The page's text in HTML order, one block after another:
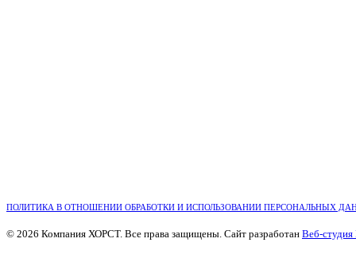
ПОЛИТИКА В ОТНОШЕНИИ ОБРАБОТКИ И ИСПОЛЬЗОВАНИИ ПЕРСОНАЛЬНЫХ
© 2026 Компания ХОРСТ. Все права защищены. Сайт разработан Веб-студия